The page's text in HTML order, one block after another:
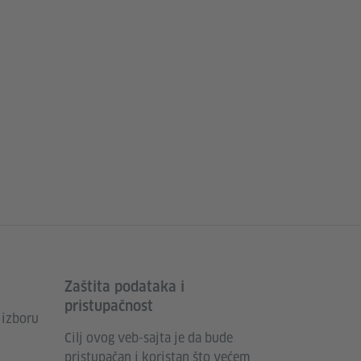
Zaštita podataka i
pristupačnost
Cilj ovog veb-sajta je da bude
pristupačan i koristan što većem